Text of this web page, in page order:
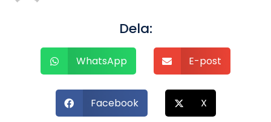
Dela:
WhatsApp E-post
Facebook X